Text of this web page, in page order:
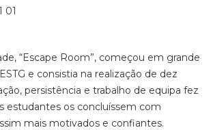
“Escape Room”, começou em grande
e consistia na realização de dez
persistência e trabalho de equipa fez
estudantes os concluíssem com
mais motivados e confiantes.